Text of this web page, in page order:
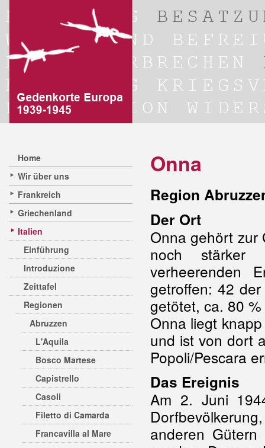
Home
Wir über uns
Frankreich
Griechenland
Italien
Einführung
Introduzione
Zeittafel
Regionen
Abruzzen
L'Aquila
Bosco Martese
Capistrello
Casoli
Filetto di Camarda
Francavilla al Mare
Onna
Region
Der Ort
Onna gehört
noch stärker
verheerenden
getroffen: 42
getötet, ca. 80
Onna liegt
und ist von dort
Popoli/Pescara
Das Ereignis
Am 2. Juni
anderen